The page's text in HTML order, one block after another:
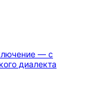
— с
диалекта